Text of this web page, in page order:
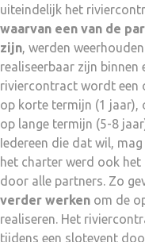
uiteindelijk het
waarvan een van de
zijn, werden
realiseerbaar zijn binnen
riviercontract wordt een
op korte termijn (1 jaar),
op lange termijn (5-8
Iedereen die dat wil,
het charter werd ook
door alle partners. Zo
verder werken om de
realiseren. Het
tijdens een slotevent